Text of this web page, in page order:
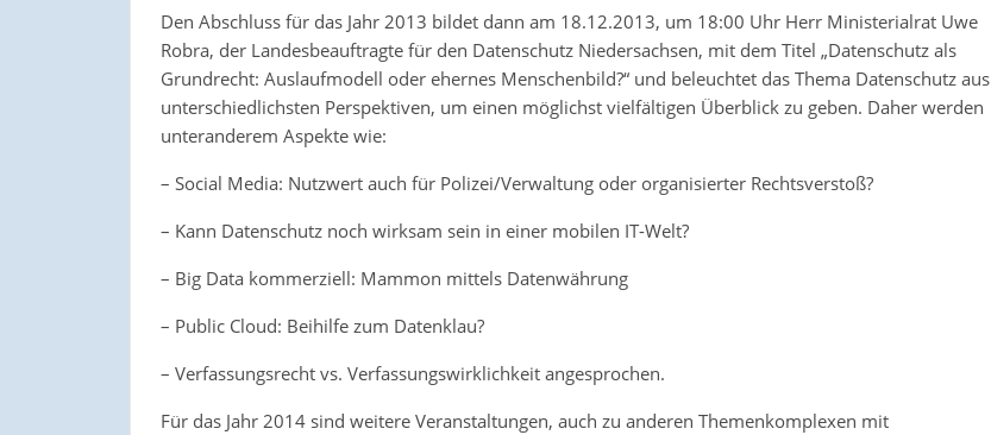
Den Abschluss für das Jahr 2013 bildet dann am 18.12.2013, um 18:00 Uhr Herr Ministerialrat Uwe
Robra, der Landesbeauftragte für den Datenschutz Niedersachsen, mit dem Titel „Datenschutz als
Grundrecht: Auslaufmodell oder ehernes Menschenbild?“ und beleuchtet das Thema Datenschutz aus
unterschiedlichsten Perspektiven, um einen möglichst vielfältigen Überblick zu geben. Daher werden
unteranderem Aspekte wie:
– Social Media: Nutzwert auch für Polizei/Verwaltung oder organisierter Rechtsverstoß?
– Kann Datenschutz noch wirksam sein in einer mobilen IT-Welt?
– Big Data kommerziell: Mammon mittels Datenwährung
– Public Cloud: Beihilfe zum Datenklau?
– Verfassungsrecht vs. Verfassungswirklichkeit angesprochen.
Für das Jahr 2014 sind weitere Veranstaltungen, auch zu anderen Themenkomplexen mit